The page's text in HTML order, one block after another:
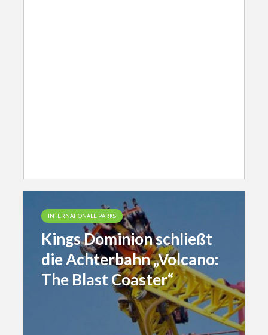
INTERNATIONALE PARKS
Kings Dominion schließt
die Achterbahn „Volcano:
The Blast Coaster“